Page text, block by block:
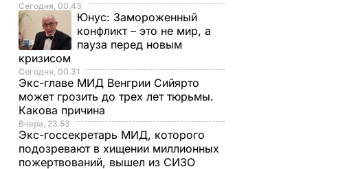
Сегодня, 00.43
Юнус: Замороженный
конфликт – это не мир, а
пауза перед новым
кризисом
Сегодня, 00.31
Экс-главе МИД Венгрии Сийярто
может грозить до трех лет тюрьмы.
Какова причина
Вчера, 23.53
Экс-госсекретарь МИД, которого
подозревают в хищении миллионных
пожертвований, вышел из СИЗО